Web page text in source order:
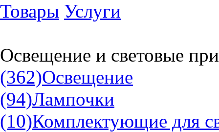
Товары Услуги
Освещение и световые
(362)Освещение
(94)Лампочки
(10)Комплектующие для